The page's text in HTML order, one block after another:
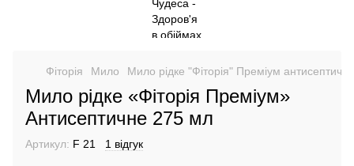
Фіторія Мило Мило рідке "Фіторія" Преміум
Мило рідке «Фіторія Преміум»
Антисептичне 275 мл
Артикул: F 21 1 відгук